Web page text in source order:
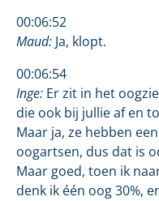
00:06:52
Maud: Ja, klopt.
00:06:54
Inge: Er zit in het
die ook bij jullie af en
Maar ja, ze hebben
oogartsen, dus dat is
Maar goed, toen ik
denk ik één oog 30%,